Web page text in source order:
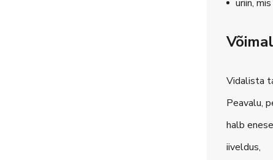
uriin,
Vidalista
Peavalu,
halb
iiveldus,